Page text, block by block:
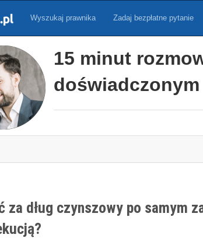
Wyszukaj prawnika Zadaj bezpłatne pytanie
15 minut
za dług czynszowy po samym